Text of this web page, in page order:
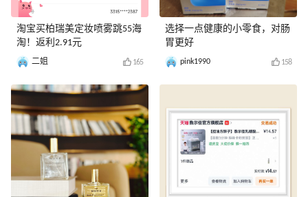
淘宝买柏瑞美定妆喷雾跳55海
淘！返利2.91元
二姐 165
选择一点健康的小零食，对肠
胃更好
pink1990 158